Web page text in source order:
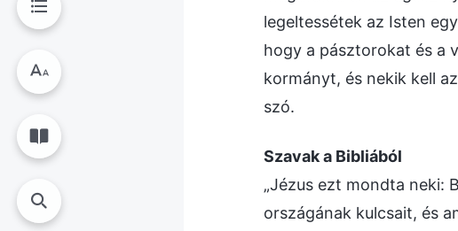
legeltessétek az Isten
hogy a pásztorokat és a
kormányt, és nekik kell
szó.
Szavak a Bibliából
„Jézus ezt mondta neki:
országának kulcsait, és